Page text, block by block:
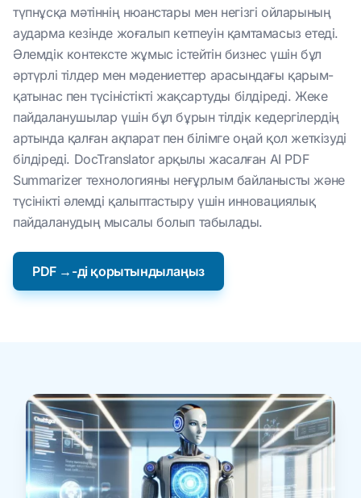
түпнұсқа мәтіннің нюанстары мен негізгі ойларының
аударма кезінде жоғалып кетпеуін қамтамасыз етеді.
Әлемдік контексте жұмыс істейтін бизнес үшін бұл
әртүрлі тілдер мен мәдениеттер арасындағы қарым-
қатынас пен түсіністікті жақсартуды білдіреді. Жеке
пайдаланушылар үшін бұл бұрын тілдік кедергілердің
артында қалған ақпарат пен білімге оңай қол жеткізуді
білдіреді. DocTranslator арқылы жасалған AI PDF
Summarizer технологияны неғұрлым байланысты және
түсінікті әлемді қалыптастыру үшін инновациялық
пайдаланудың мысалы болып табылады.
PDF →-ді қорытындылаңыз